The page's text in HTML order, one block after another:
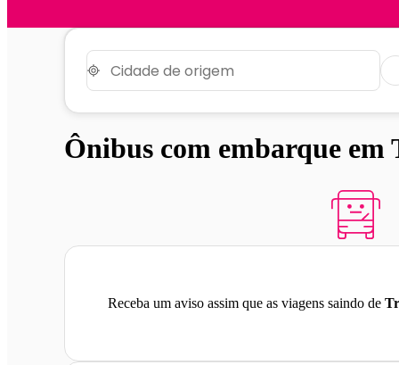
Ônibus com embarque
Receba um aviso assim que as viagens saindo de